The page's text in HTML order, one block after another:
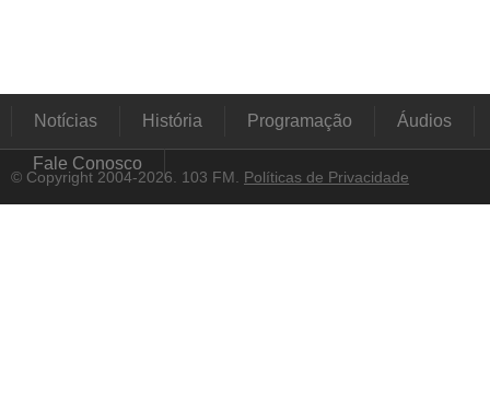
Notícias História Programação Áudios
Fale Conosco
© Copyright 2004-2026. 103 FM. Políticas de Privacidade